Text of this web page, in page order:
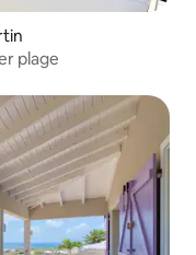
pièces vue mer plage